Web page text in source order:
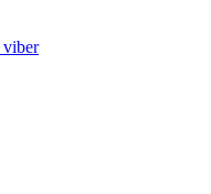
viber